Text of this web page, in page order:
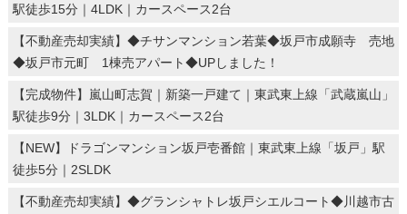
駅徒歩15分｜4LDK｜カースペース2台
【不動産売却実績】◆チサンマンション若葉◆坂戸市成願寺 売地
◆坂戸市元町 1棟売アパート◆UPしました！
【完成物件】嵐山町志賀｜新築一戸建て｜東武東上線「武蔵嵐山」
駅徒歩9分｜3LDK｜カースペース2台
【NEW】ドラゴンマンション坂戸壱番館｜東武東上線「坂戸」駅
徒歩5分｜2SLDK
【不動産売却実績】◆グランシャトレ坂戸シエルコート◆川越市古